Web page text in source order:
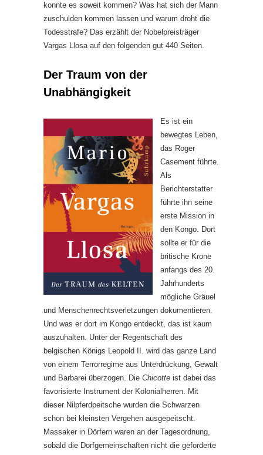
konnte es soweit kommen? Was hat sich der Mann
zuschulden kommen lassen und warum droht die
Todesstrafe? Das erzählt der Nobelpreisträger
Vargas Llosa auf den folgenden gut 440 Seiten.
Der Traum von der
Unabhängigkeit
Es ist ein
bewegtes Leben,
das Roger
Casement führte.
Als
Berichterstatter
führte ihn seine
erste Mission in
den Kongo. Dort
sollte er für die
britische Krone
anfangs des 20.
Jahrhunderts
mögliche Gräuel
und Menschenrechtsverletzungen dokumentieren.
Und was er dort im Kongo entdeckt, das ist kaum
auszuhalten. Unter der Regentschaft des
belgischen Königs Leopold II. wird das ganze Land
von einem Terrorregime aus Unterdrückung, Gewalt
und Barbarei überzogen. Die Chicotte ist dabei das
favorisierte Instrument der Kolonialherren. Mit
dieser Nilpferdpeitsche wurden die Schwarzen
schon bei kleinsten Vergehen ausgepeitscht.
Massaker in Dörfern waren an der Tagesordnung,
sobald die Dorfgemeinschaften nicht die geforderte